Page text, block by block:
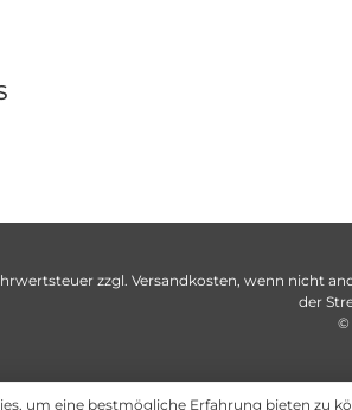
zzgl. Versandkosten, wenn nicht
der
©
um eine bestmögliche Erfahrung bieten zu